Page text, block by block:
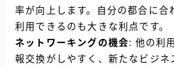
率が向上します。自分の都合に合
利用できるのも大きな利点です。
ネットワーキングの機会: 他の利
報交換がしやすく、新たなビジネ